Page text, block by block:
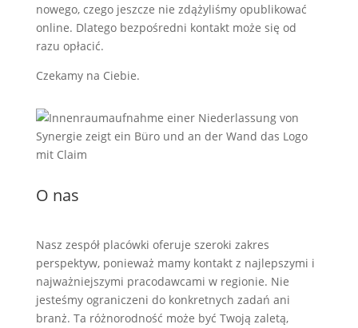
nowego, czego jeszcze nie zdążyliśmy opublikować
online. Dlatego bezpośredni kontakt może się od
razu opłacić.
Czekamy na Ciebie.
O nas
Nasz zespół placówki oferuje szeroki zakres
perspektyw, ponieważ mamy kontakt z najlepszymi i
najważniejszymi pracodawcami w regionie. Nie
jesteśmy ograniczeni do konkretnych zadań ani
branż. Ta różnorodność może być Twoją zaletą,